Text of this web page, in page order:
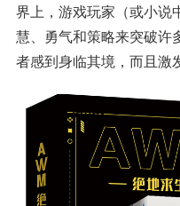
界上，游戏玩家（或小说
慧、勇气和策略来突破许
者感到身临其境，而且激